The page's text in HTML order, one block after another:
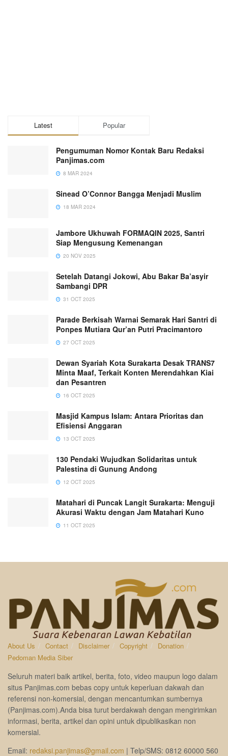
Latest Popular
Pengumuman Nomor Kontak Baru Redaksi
Panjimas.com
8 MAR 2024
Sinead O’Connor Bangga Menjadi Muslim
18 MAR 2024
Jambore Ukhuwah FORMAQIN 2025, Santri
Siap Mengusung Kemenangan
20 NOV 2025
Setelah Datangi Jokowi, Abu Bakar Ba’asyir
Sambangi DPR
31 OCT 2025
Parade Berkisah Warnai Semarak Hari Santri di
Ponpes Mutiara Qur’an Putri Pracimantoro
27 OCT 2025
Dewan Syariah Kota Surakarta Desak TRANS7
Minta Maaf, Terkait Konten Merendahkan Kiai
dan Pesantren
16 OCT 2025
Masjid Kampus Islam: Antara Prioritas dan
Efisiensi Anggaran
13 OCT 2025
130 Pendaki Wujudkan Solidaritas untuk
Palestina di Gunung Andong
12 OCT 2025
Matahari di Puncak Langit Surakarta: Menguji
Akurasi Waktu dengan Jam Matahari Kuno
11 OCT 2025
About Us Contact Disclaimer Copyright
Donation
Pedoman Media Siber
Seluruh materi baik artikel, berita, foto, video maupun logo dalam
situs Panjimas.com bebas copy untuk keperluan dakwah dan
referensi non-komersial, dengan mencantumkan sumbernya
(Panjimas.com).Anda bisa turut berdakwah dengan mengirimkan
informasi, berita, artikel dan opini untuk dipublikasikan non
komersial.
Email: redaksi.panjimas@gmail.com | Telp/SMS: 0812 60000 560